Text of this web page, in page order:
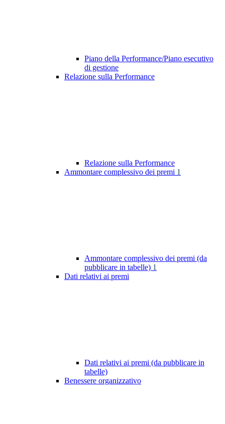
Piano della Performance/Piano esecutivo
di gestione
Relazione sulla Performance
Relazione sulla Performance
Ammontare complessivo dei premi 1
Ammontare complessivo dei premi (da
pubblicare in tabelle) 1
Dati relativi ai premi
Dati relativi ai premi (da pubblicare in
tabelle)
Benessere organizzativo